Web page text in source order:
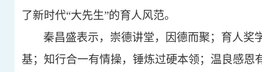
了新时代“大先生”的育人风范。
秦昌盛表示，崇德讲堂，因德而聚；育人奖
基；知行合一有情操，锤炼过硬本领；温良感恩